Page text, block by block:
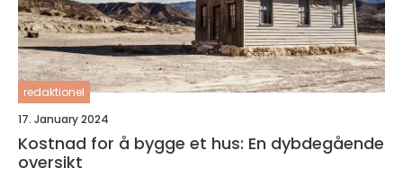
redaktionel
17. January 2024
Kostnad for å bygge et hus: En dybdegående
oversikt